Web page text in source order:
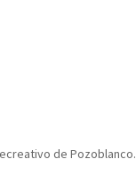
de Pozoblanco.